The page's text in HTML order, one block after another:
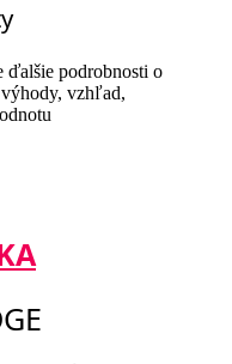
ďalšie podrobnosti o
vzhľad,